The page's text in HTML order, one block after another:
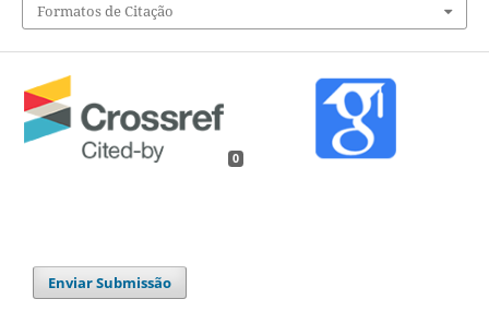
Formatos de Citação
0
Enviar Submissão